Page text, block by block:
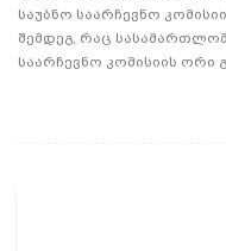
საუბნო საარჩევნო
შემდეგ, რაც
საარჩევნო კომისიის ორი